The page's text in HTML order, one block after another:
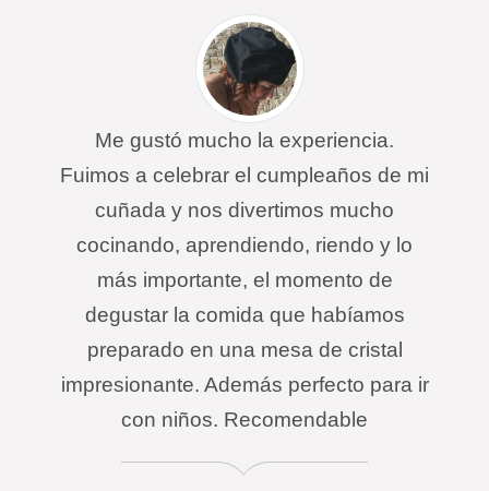
Me gustó mucho la experiencia.
Fuimos a celebrar el cumpleaños de mi
cuñada y nos divertimos mucho
cocinando, aprendiendo, riendo y lo
más importante, el momento de
degustar la comida que habíamos
preparado en una mesa de cristal
impresionante. Además perfecto para ir
con niños. Recomendable